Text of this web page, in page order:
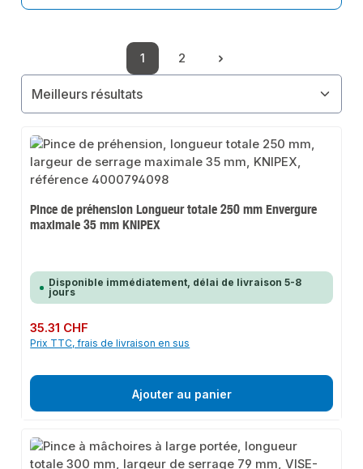
Page
1
Page
2
Pince de préhension Longueur totale 250 mm Envergure
maximale 35 mm KNIPEX
Disponible immédiatement, délai de livraison 5-8
jours
Prix régulier :
35.31 CHF
Prix TTC, frais de livraison en sus
Ajouter au panier